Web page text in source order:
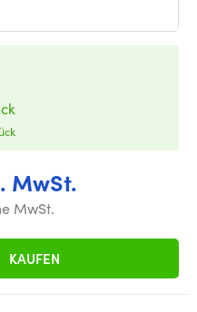
MwSt.
MwSt.
KAUFEN